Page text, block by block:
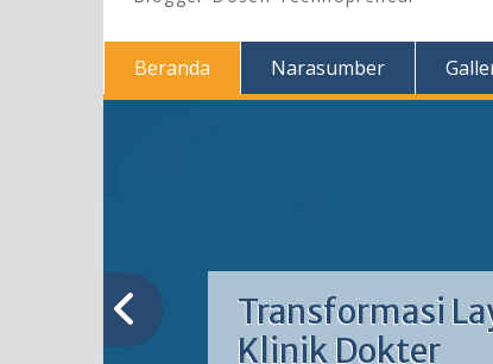
Beranda Narasumber
Transformasi
Klinik Dokter